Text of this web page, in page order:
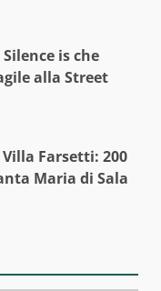
is che
alla Street
Farsetti: 200
Maria di Sala